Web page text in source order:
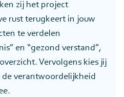
zij het project
rust terugkeert in jouw
te verdelen
en “gezond verstand”,
Vervolgens kies jij
verantwoordelijkheid